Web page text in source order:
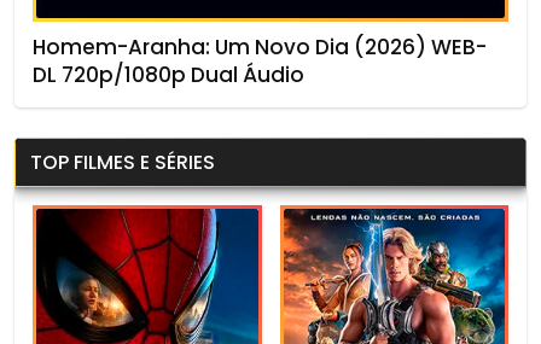
Homem-Aranha: Um Novo Dia (2026) WEB-
DL 720p/1080p Dual Áudio
TOP FILMES E SÉRIES